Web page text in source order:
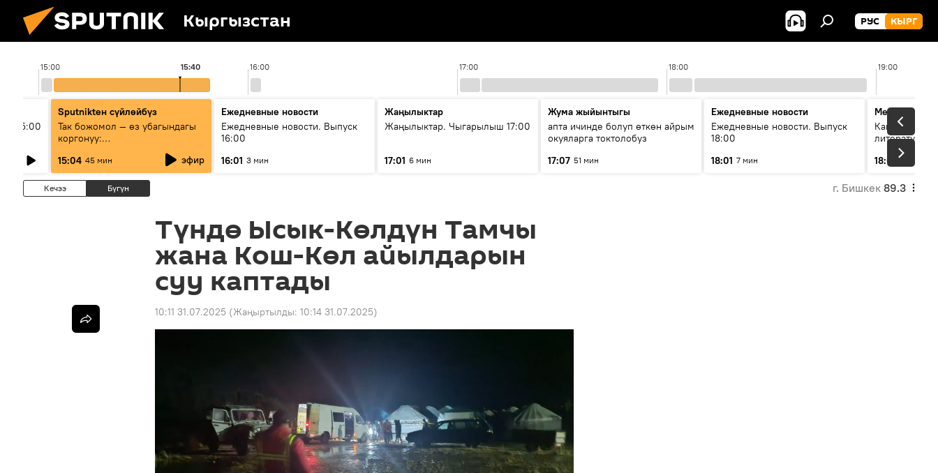
Кыргызстан РУС КЫРГ
15:00 16:00 17:00 18:00 19:00
15:40
15:00
Sputnikteн сүйлөйбүз
Так божомол — өз убагындагы
коргонуу:
гидрометеорологиялык кызмат
кантип өркүндөтүлүүдө
15:04 45 мин эфир
Ежедневные новости
Ежедневные новости. Выпуск
16:00
16:01 3 мин
Жаңылыктар
Жаңылыктар. Чыгарылыш 17:00
17:01 6 мин
Жума жыйынтыгы
апта ичинде болуп өткөн айрым
окуяларга токтолобуз
17:07 51 мин
Ежедневные новости
Ежедневные новости. Выпуск
18:00
18:01 7 мин
Между строк
Как кошки
литературу
18:08
Кечээ Бүгүн г. Бишкек 89.3
Түндө Ысык-Көлдүн Тамчы
жана Кош-Көл айылдарын
суу каптады
10:11 31.07.2025 (Жаңыртылды: 10:14 31.07.2025)